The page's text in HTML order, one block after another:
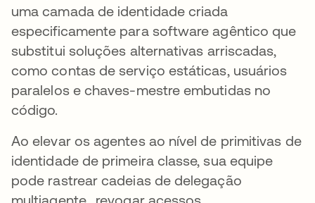
uma camada de identidade criada
especificamente para software agêntico que
substitui soluções alternativas arriscadas,
como contas de serviço estáticas, usuários
paralelos e chaves-mestre embutidas no
código.
Ao elevar os agentes ao nível de primitivas de
identidade de primeira classe, sua equipe
pode rastrear cadeias de delegação